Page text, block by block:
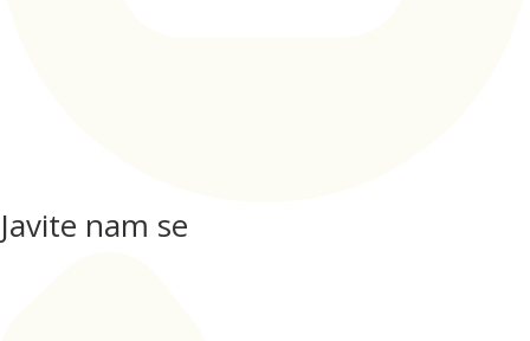
Javite nam se